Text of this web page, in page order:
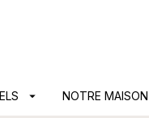
arrow_drop_down NOTRE MAISON